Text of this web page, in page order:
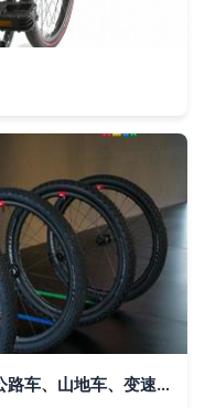
每周产品快讯:本周新品速递 —— 公路车、山地车、变速系统适配骑行装备与器材 - 美骑网